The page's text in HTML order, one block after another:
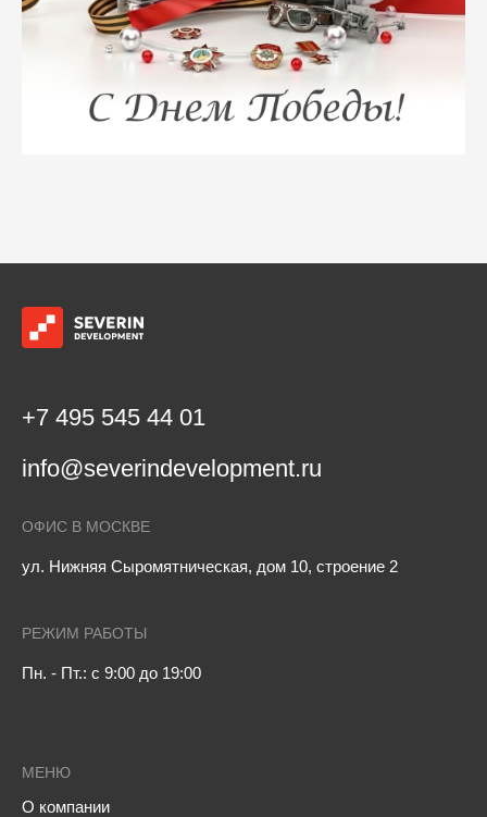
+7 495 545 44 01
info@severindevelopment.ru
МЕНЮ
О компании
ОФИС В МОСКВЕ
ул. Нижняя Сыромятническая, дом 10, строение 2
РЕЖИМ РАБОТЫ
Пн. - Пт.: с 9:00 до 19:00